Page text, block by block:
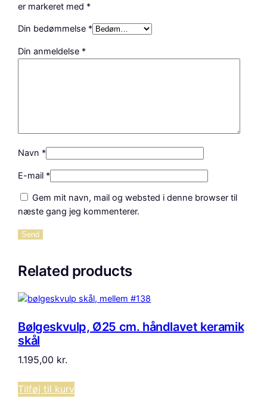
er markeret med *
Din bedømmelse *
Din anmeldelse *
Navn *
E-mail *
Gem mit navn, mail og websted i denne browser til
næste gang jeg kommenterer.
Related products
Bølgeskvulp, Ø25 cm. håndlavet keramik
skål
1.195,00 kr.
Tilføj til kurv